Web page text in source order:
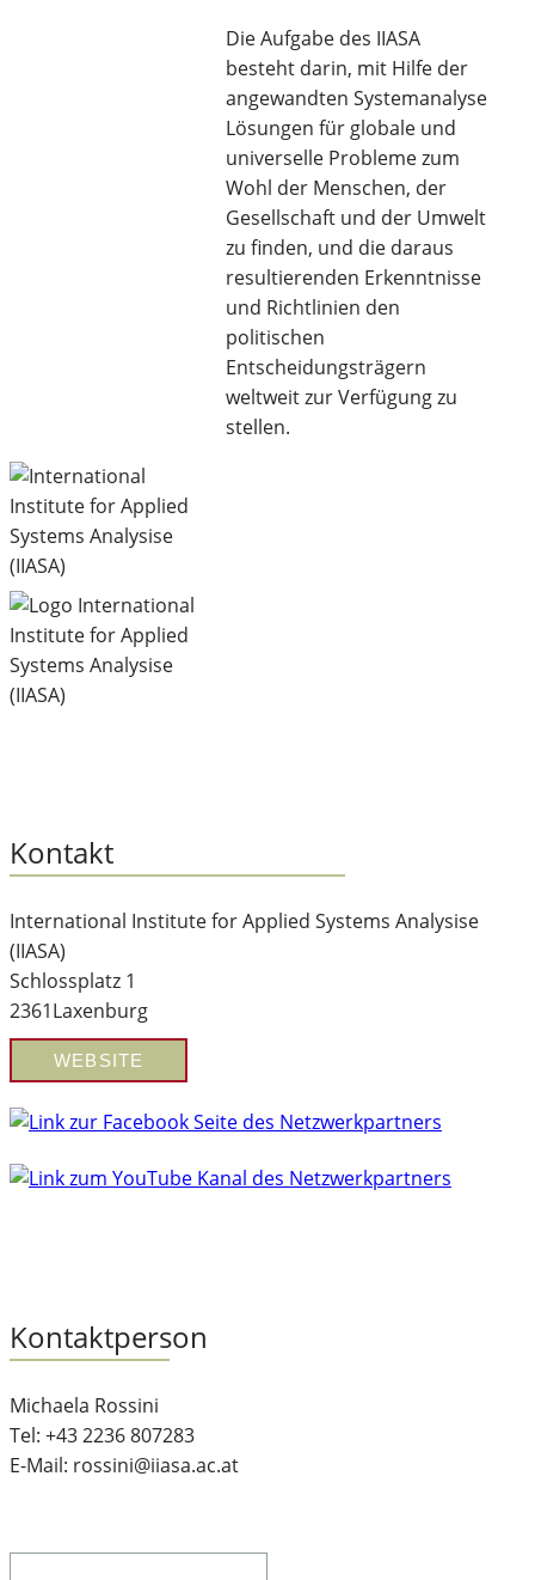
Die Aufgabe des IIASA
besteht darin, mit Hilfe der
angewandten Systemanalyse
Lösungen für globale und
universelle Probleme zum
Wohl der Menschen, der
Gesellschaft und der Umwelt
zu finden, und die daraus
resultierenden Erkenntnisse
und Richtlinien den
politischen
Entscheidungsträgern
weltweit zur Verfügung zu
stellen.
Kontakt
International Institute for Applied Systems Analysise
(IIASA)
Schlossplatz 1
2361Laxenburg
WEBSITE
Kontaktperson
Michaela Rossini
Tel: +43 2236 807283
E-Mail: rossini@iiasa.ac.at